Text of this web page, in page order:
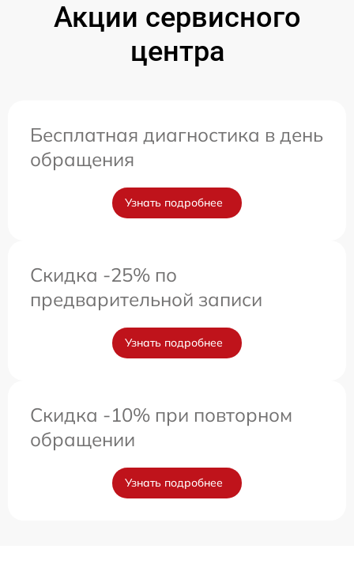
Акции сервисного
центра
Бесплатная диагностика в день
обращения
Узнать подробнее
Скидка -25% по
предварительной записи
Узнать подробнее
Скидка -10% при повторном
обращении
Узнать подробнее